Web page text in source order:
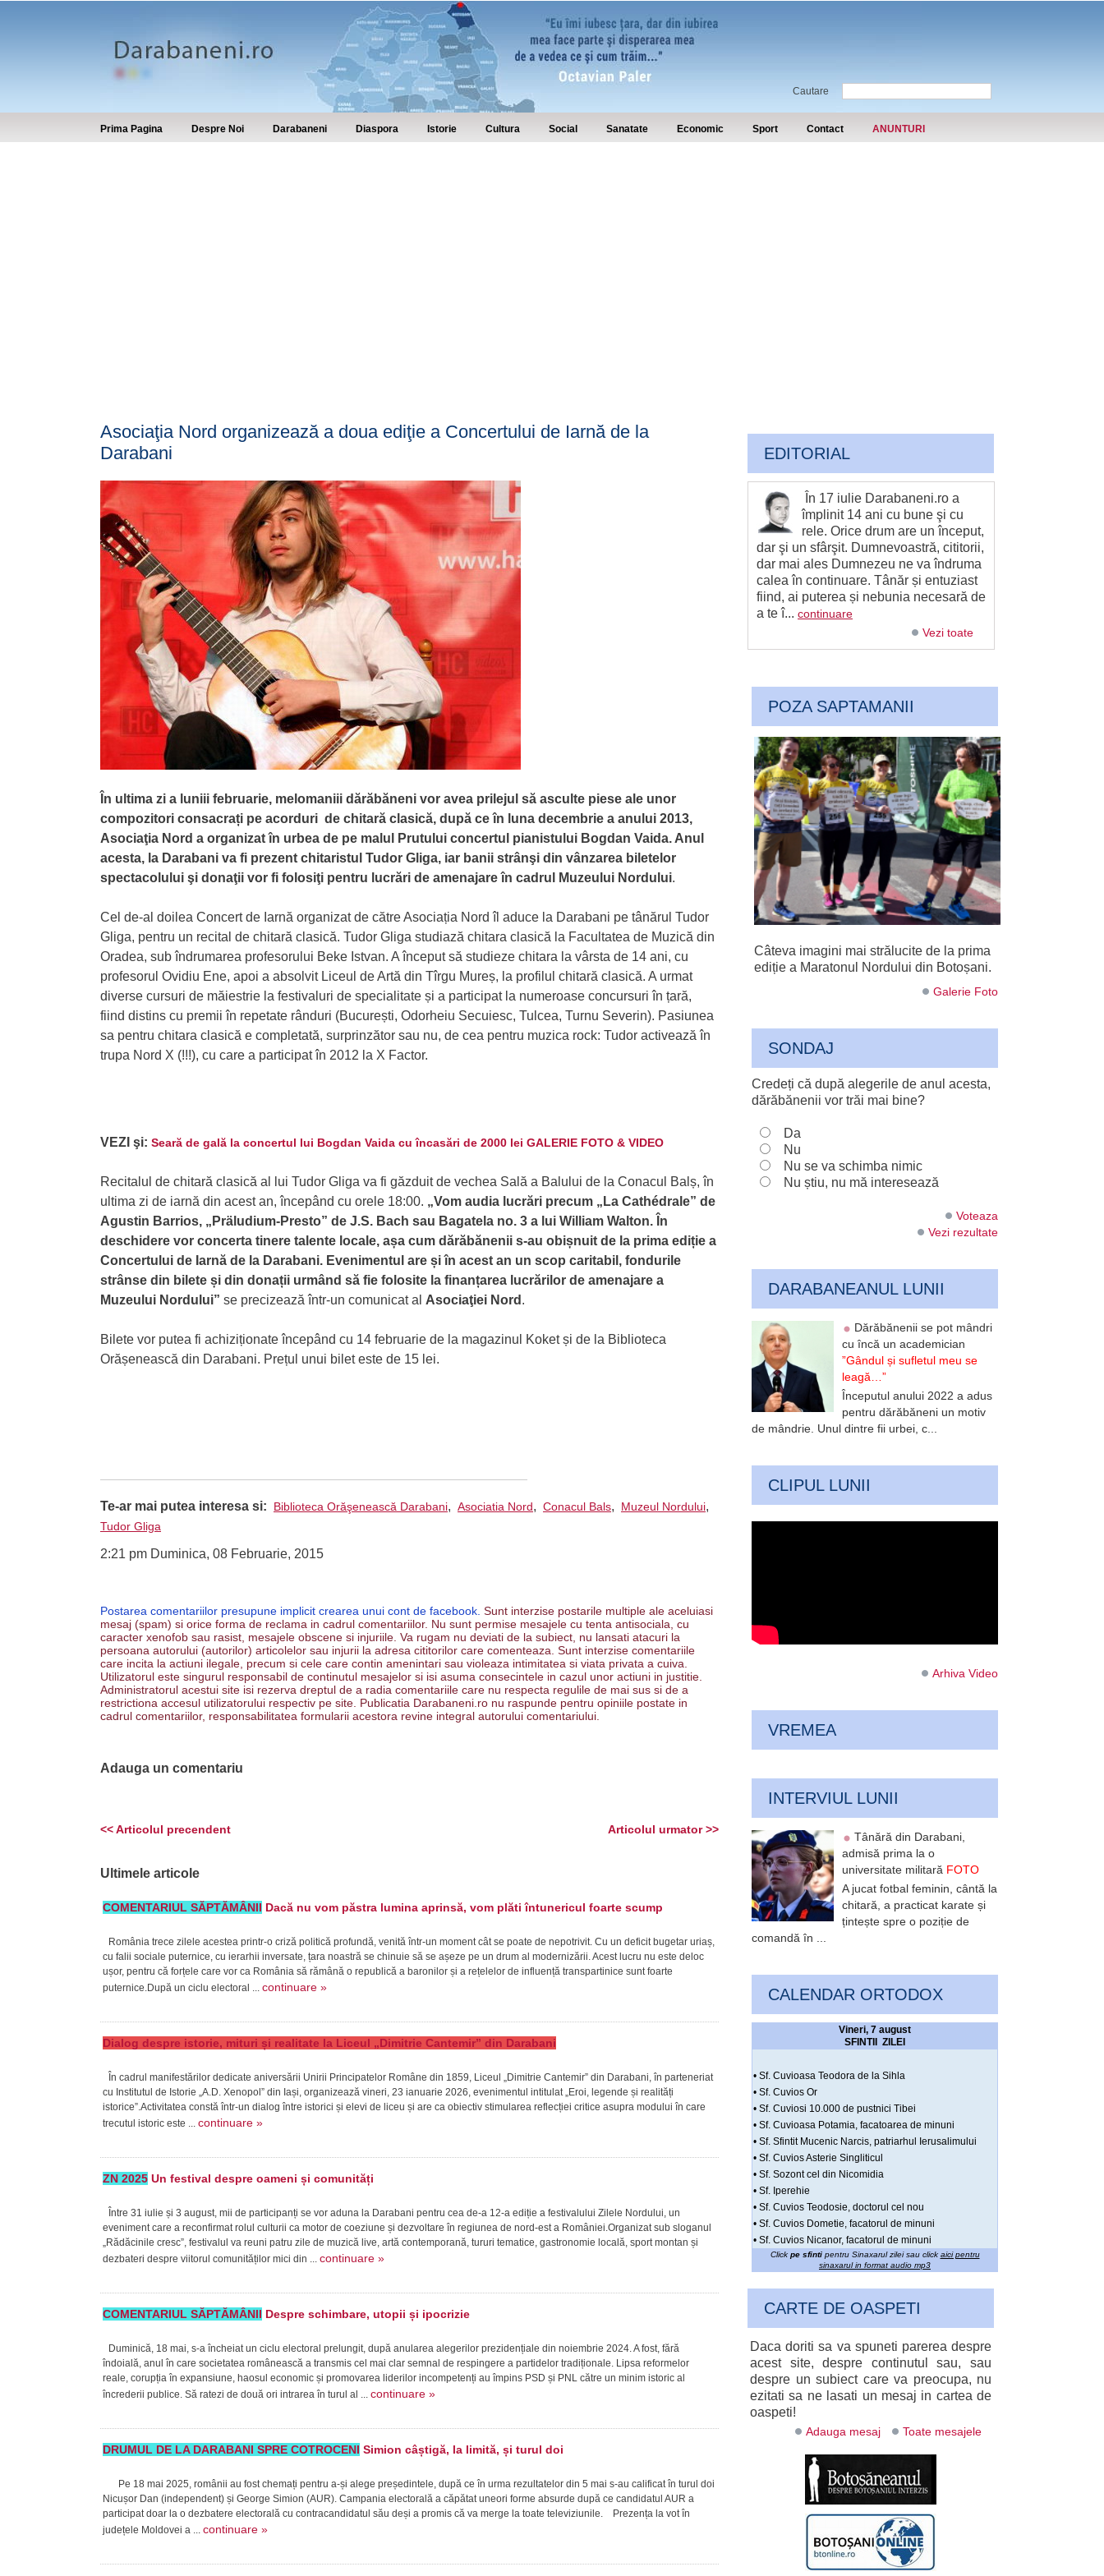
Cautare
Prima Pagina Despre Noi Darabaneni Diaspora Istorie Cultura Social Sanatate Economic Sport Contact ANUNTURI
Asociaţia Nord organizează a doua ediţie a Concertului de Iarnă de la
Darabani
În ultima zi a luniii februarie, melomaniii dărăbăneni vor avea prilejul să asculte piese ale unor
compozitori consacrați pe acorduri de chitară clasică, după ce în luna decembrie a anului 2013,
Asociaţia Nord a organizat în urbea de pe malul Prutului concertul pianistului Bogdan Vaida. Anul
acesta, la Darabani va fi prezent chitaristul Tudor Gliga, iar banii strânşi din vânzarea biletelor
spectacolului şi donaţii vor fi folosiţi pentru lucrări de amenajare în cadrul Muzeului Nordului.
Cel de-al doilea Concert de Iarnă organizat de către Asociația Nord îl aduce la Darabani pe tânărul Tudor
Gliga, pentru un recital de chitară clasică. Tudor Gliga studiază chitara clasică la Facultatea de Muzică din
Oradea, sub îndrumarea profesorului Beke Istvan. A început să studieze chitara la vârsta de 14 ani, cu
profesorul Ovidiu Ene, apoi a absolvit Liceul de Artă din Tîrgu Mureș, la profilul chitară clasică. A urmat
diverse cursuri de măiestrie la festivaluri de specialitate și a participat la numeroase concursuri în țară,
fiind distins cu premii în repetate rânduri (București, Odorheiu Secuiesc, Tulcea, Turnu Severin). Pasiunea
sa pentru chitara clasică e completată, surprinzător sau nu, de cea pentru muzica rock: Tudor activează în
trupa Nord X (!!!), cu care a participat în 2012 la X Factor.
VEZI şi: Seară de gală la concertul lui Bogdan Vaida cu încasări de 2000 lei GALERIE FOTO & VIDEO
Recitalul de chitară clasică al lui Tudor Gliga va fi găzduit de vechea Sală a Balului de la Conacul Balș, în
ultima zi de iarnă din acest an, începând cu orele 18:00. „Vom audia lucrări precum „La Cathédrale” de
Agustin Barrios, „Präludium-Presto” de J.S. Bach sau Bagatela no. 3 a lui William Walton. În
deschidere vor concerta tinere talente locale, așa cum dărăbănenii s-au obișnuit de la prima ediție a
Concertului de Iarnă de la Darabani. Evenimentul are și în acest an un scop caritabil, fondurile
strânse din bilete și din donații urmând să fie folosite la finanțarea lucrărilor de amenajare a
Muzeului Nordului” se precizează într-un comunicat al Asociaţiei Nord .
Bilete vor putea fi achiziționate începând cu 14 februarie de la magazinul Koket și de la Biblioteca
Orășenească din Darabani. Prețul unui bilet este de 15 lei.
Te-ar mai putea interesa si: Biblioteca Orăşenească Darabani, Asociatia Nord, Conacul Bals, Muzeul Nordului,
Tudor Gliga
2:21 pm Duminica, 08 Februarie, 2015
Postarea comentariilor presupune implicit crearea unui cont de facebook. Sunt interzise postarile multiple ale aceluiasi
mesaj (spam) si orice forma de reclama in cadrul comentariilor. Nu sunt permise mesajele cu tenta antisociala, cu
caracter xenofob sau rasist, mesajele obscene si injuriile. Va rugam nu deviati de la subiect, nu lansati atacuri la
persoana autorului (autorilor) articolelor sau injurii la adresa cititorilor care comenteaza. Sunt interzise comentariile
care incita la actiuni ilegale, precum si cele care contin amenintari sau violeaza intimitatea si viata privata a cuiva.
Utilizatorul este singurul responsabil de continutul mesajelor si isi asuma consecintele in cazul unor actiuni in justitie.
Administratorul acestui site isi rezerva dreptul de a radia comentariile care nu respecta regulile de mai sus si de a
restrictiona accesul utilizatorului respectiv pe site. Publicatia Darabaneni.ro nu raspunde pentru opiniile postate in
cadrul comentariilor, responsabilitatea formularii acestora revine integral autorului comentariului.
Adauga un comentariu
Articolul urmator >>
<< Articolul precendent
Ultimele articole
COMENTARIUL SĂPTĂMÂNII Dacă nu vom păstra lumina aprinsă, vom plăti întunericul foarte scump
România trece zilele acestea printr-o criză politică profundă, venită într-un moment cât se poate de nepotrivit. Cu un deficit bugetar uriaș,
cu falii sociale puternice, cu ierarhii inversate, țara noastră se chinuie să se așeze pe un drum al modernizării. Acest lucru nu este deloc
ușor, pentru că forțele care vor ca România să rămână o republică a baronilor și a rețelelor de influență transpartinice sunt foarte
puternice.După un ciclu electoral ... continuare »
Dialog despre istorie, mituri și realitate la Liceul „Dimitrie Cantemir” din Darabani
În cadrul manifestărilor dedicate aniversării Unirii Principatelor Române din 1859, Liceul „Dimitrie Cantemir” din Darabani, în parteneriat
cu Institutul de Istorie „A.D. Xenopol” din Iași, organizează vineri, 23 ianuarie 2026, evenimentul intitulat „Eroi, legende și realități
istorice”.Activitatea constă într-un dialog între istorici și elevi de liceu și are ca obiectiv stimularea reflecției critice asupra modului în care
trecutul istoric este ... continuare »
ZN 2025 Un festival despre oameni și comunități
Între 31 iulie și 3 august, mii de participanți se vor aduna la Darabani pentru cea de-a 12-a ediție a festivalului Zilele Nordului, un
eveniment care a reconfirmat rolul culturii ca motor de coeziune și dezvoltare în regiunea de nord-est a României.Organizat sub sloganul
„Rădăcinile cresc”, festivalul va reuni patru zile de muzică live, artă contemporană, tururi tematice, gastronomie locală, sport montan și
dezbateri despre viitorul comunităților mici din ... continuare »
COMENTARIUL SĂPTĂMÂNII Despre schimbare, utopii și ipocrizie
Duminică, 18 mai, s-a încheiat un ciclu electoral prelungit, după anularea alegerilor prezidențiale din noiembrie 2024. A fost, fără
îndoială, anul în care societatea românească a transmis cel mai clar semnal de respingere a partidelor tradiționale. Lipsa reformelor
reale, corupția în expansiune, haosul economic și promovarea liderilor incompetenți au împins PSD și PNL către un minim istoric al
încrederii publice. Să ratezi de două ori intrarea în turul al ... continuare »
DRUMUL DE LA DARABANI SPRE COTROCENI Simion câștigă, la limită, și turul doi
Pe 18 mai 2025, românii au fost chemați pentru a-și alege președintele, după ce în urma rezultatelor din 5 mai s-au calificat în turul doi
Nicușor Dan (independent) și George Simion (AUR). Campania electorală a căpătat uneori forme absurde după ce candidatul AUR a
participat doar la o dezbatere electorală cu contracandidatul său deși a promis că va merge la toate televiziunile. Prezența la vot în
județele Moldovei a ... continuare »
EDITORIAL
În 17 iulie Darabaneni.ro a
împlinit 14 ani cu bune şi cu
rele. Orice drum are un început,
dar şi un sfârşit. Dumnevoastră, cititorii,
dar mai ales Dumnezeu ne va îndruma
calea în continuare. Tânăr și entuziast
fiind, ai puterea și nebunia necesară de
a te î... continuare
Vezi toate
POZA SAPTAMANII
Câteva imagini mai strălucite de la prima
ediție a Maratonul Nordului din Botoșani.
Galerie Foto
SONDAJ
Credeți că după alegerile de anul acesta,
dărăbănenii vor trăi mai bine?
Da
Nu
Nu se va schimba nimic
Nu știu, nu mă interesează
Voteaza
Vezi rezultate
DARABANEANUL LUNII
Dărăbănenii se pot mândri
cu încă un academician
”Gândul și sufletul meu se
leagă…”
Începutul anului 2022 a adus
pentru dărăbăneni un motiv
de mândrie. Unul dintre fii urbei, c...
CLIPUL LUNII
Arhiva Video
VREMEA
INTERVIUL LUNII
Tânără din Darabani,
admisă prima la o
universitate militară FOTO
A jucat fotbal feminin, cântă la
chitară, a practicat karate și
țintește spre o poziție de
comandă în ...
CALENDAR ORTODOX
Vineri, 7 august
SFINTII ZILEI
• Sf. Cuvioasa Teodora de la Sihla
• Sf. Cuvios Or
• Sf. Cuviosi 10.000 de pustnici Tibei
• Sf. Cuvioasa Potamia, facatoarea de minuni
• Sf. Sfintit Mucenic Narcis, patriarhul Ierusalimului
• Sf. Cuvios Asterie Singliticul
• Sf. Sozont cel din Nicomidia
• Sf. Iperehie
• Sf. Cuvios Teodosie, doctorul cel nou
• Sf. Cuvios Dometie, facatorul de minuni
• Sf. Cuvios Nicanor, facatorul de minuni
Click pe sfintipentru Sinaxarul zilei sau click aici pentru
sinaxarul in format audio mp3
CARTE DE OASPETI
Daca doriti sa va spuneti parerea despre
acest site, despre continutul sau, sau
despre un subiect care va preocupa, nu
ezitati sa ne lasati un mesaj in cartea de
oaspeti!
Adauga mesaj Toate mesajele